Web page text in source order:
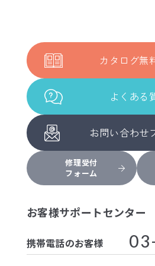
カタログ無
よくある
お問い合わせ
修理受付
フォーム
お客様サポートセンター
携帯電話のお客様